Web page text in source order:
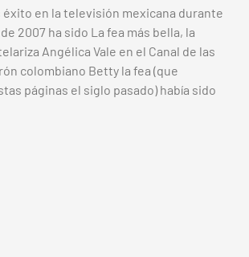
éxito en la televisión mexicana durante
2007 ha sido La fea más bella, la
Angélica Vale en el Canal de las
colombiano Betty la fea (que
páginas el siglo pasado) había sido